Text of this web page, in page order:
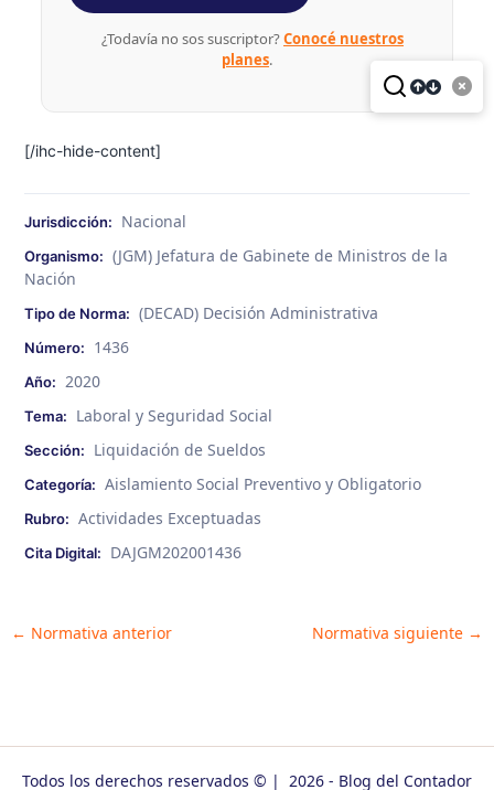
¿Todavía no sos suscriptor?Conocé nuestros
planes.
[/ihc-hide-content]
Jurisdicción: Nacional
Organismo: (JGM) Jefatura de Gabinete de Ministros de la
Nación
Tipo de Norma: (DECAD) Decisión Administrativa
Número: 1436
Año: 2020
Tema: Laboral y Seguridad Social
Sección: Liquidación de Sueldos
Categoría: Aislamiento Social Preventivo y Obligatorio
Rubro: Actividades Exceptuadas
Cita Digital: DAJGM202001436
Post
← Normativa anterior Normativa siguiente →
Todos los derechos reservados © | 2026 - Blog del Contador